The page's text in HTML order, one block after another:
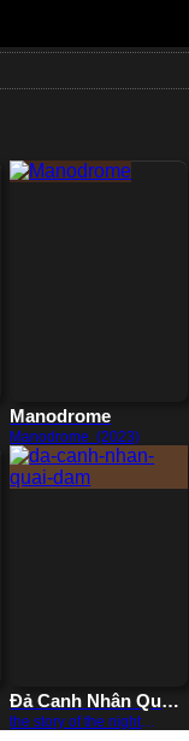
Manodrome
Manodrome (2023)
Đả Canh Nhân Quái
Đàm
the story of the night